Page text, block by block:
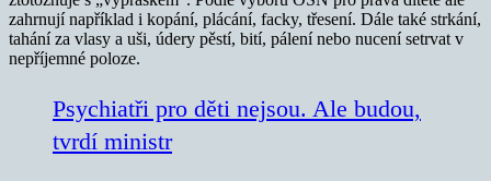
zahrnují například i kopání, plácání, facky, třesení. Dále také strkání,
tahání za vlasy a uši, údery pěstí, bití, pálení nebo nucení setrvat v
nepříjemné poloze.
Psychiatři pro děti nejsou. Ale budou,
tvrdí ministr